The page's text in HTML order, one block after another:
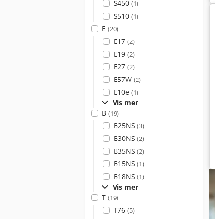
S450 (1)
S510 (1)
E (20)
E17 (2)
E19 (2)
E27 (2)
E57W (2)
E10e (1)
Vis mer
B (19)
B25NS (3)
B30NS (2)
B35NS (2)
B15NS (1)
B18NS (1)
Vis mer
T (19)
T76 (5)